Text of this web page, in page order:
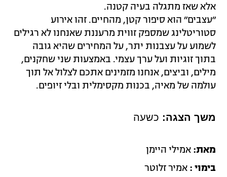
אלא שאז מתגלה בעיה קטנה.
״עצבים״ הוא סיפור קטן, מהחיים. זהו אירוע
סטוריטלינג שמספק זווית מרעננת שאנחנו לא רגילים
לשמוע על עצבנות יתר, על המחירים שהיא גובה
בתוך זוגיות ועל ערך עצמי. באמצעות שני שחקנים,
מילים, וביצים, אנחנו מזמינים אתכם לצלול אל תוך
עולמה של מאיה, בכנות מקסימלית ובלי זיופים.
משך הצגה: כשעה
מאת:אמילי היימן
בימוי : אמיר זלוטר